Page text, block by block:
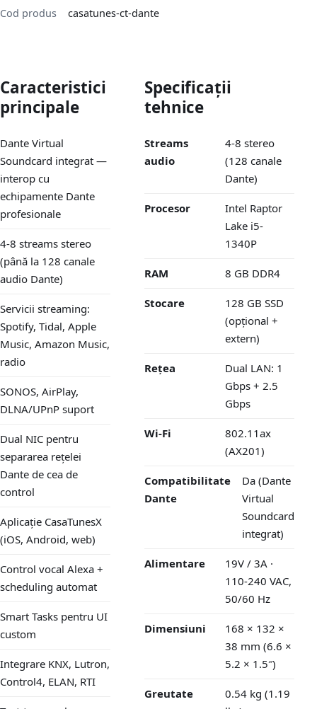
Cod produs
casatunes-ct-dante
Caracteristici
principale
Dante Virtual
Soundcard integrat —
interop cu
echipamente Dante
profesionale
4-8 streams stereo
(până la 128 canale
audio Dante)
Servicii streaming:
Spotify, Tidal, Apple
Music, Amazon Music,
radio
SONOS, AirPlay,
DLNA/UPnP suport
Dual NIC pentru
separarea rețelei
Dante de cea de
control
Aplicație CasaTunesX
(iOS, Android, web)
Control vocal Alexa +
scheduling automat
Smart Tasks pentru UI
custom
Integrare KNX, Lutron,
Control4, ELAN, RTI
Specificații
tehnice
Streams
audio
4-8 stereo
(128 canale
Dante)
Procesor
Intel Raptor
Lake i5-
1340P
RAM 8 GB DDR4
Stocare
128 GB SSD
(opțional +
extern)
Rețea
Dual LAN: 1
Gbps + 2.5
Gbps
Wi-Fi
802.11ax
(AX201)
Compatibilitate
Dante
Da (Dante
Virtual
Soundcard
integrat)
Alimentare
19V / 3A ·
110-240 VAC,
50/60 Hz
Dimensiuni
168 × 132 ×
38 mm (6.6 ×
5.2 × 1.5″)
Greutate
0.54 kg (1.19